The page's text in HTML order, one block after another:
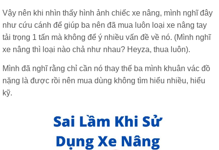
Vậy nên khi nhìn thấy hình ảnh chiếc xe nâng, mình nghĩ đây
như cứu cánh để giúp ba nên đã mua luôn loại xe nâng tay
tải trọng 1 tấn mà không để ý nhiều vấn đề về nó. (Mình nghĩ
xe nâng thì loại nào chả như nhau? Heyza, thua luôn).
Mình đã nghĩ rằng chỉ cần nó thay thế ba mình khuân vác đồ
nặng là được rồi nên mua dùng không tìm hiểu nhiều, hiểu
kỹ.